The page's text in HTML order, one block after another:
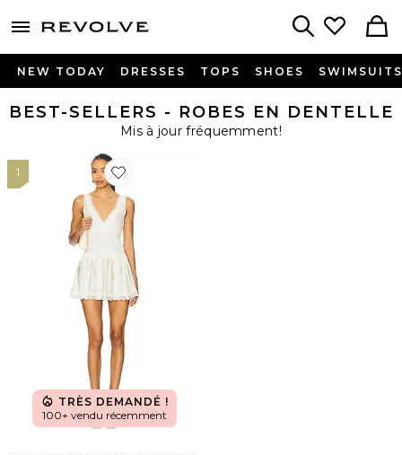
menu - shows more content
NEW TODAY DRESSES TOPS SHOES SWIMSUITS
BEST-SELLERS - ROBES EN DENTELLE
Mis à jour fréquemment!
1
Favorite ROBE CARACO COURTE IN THIS GROOVE
TRÈS DEMANDÉ !
100+ vendu récemment